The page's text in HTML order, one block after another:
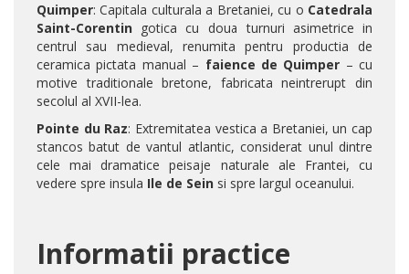
Quimper: Capitala culturala a Bretaniei, cu o Catedrala
Saint-Corentin gotica cu doua turnuri asimetrice in
centrul sau medieval, renumita pentru productia de
ceramica pictata manual – faience de Quimper – cu
motive traditionale bretone, fabricata neintrerupt din
secolul al XVII-lea.
Pointe du Raz: Extremitatea vestica a Bretaniei, un cap
stancos batut de vantul atlantic, considerat unul dintre
cele mai dramatice peisaje naturale ale Frantei, cu
vedere spre insula Ile de Sein si spre largul oceanului.
Informatii practice